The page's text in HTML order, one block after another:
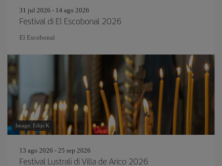
31 jul 2026 - 14 ago 2026
Festival di El Escobonal 2026
El Escobonal
Image: Edijs K
13 ago 2026 - 25 sep 2026
Festival Lustrali di Villa de Arico 2026